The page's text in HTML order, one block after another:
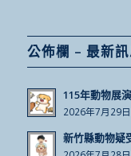
公佈欄 – 最新
115年動物展
2026年7月29
新竹縣動物疑